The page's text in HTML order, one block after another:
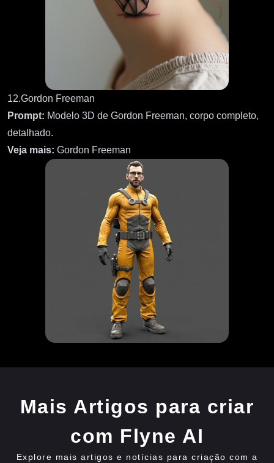
12.Gordon Freeman
Prompt: Modelo 3D de Gordon Freeman, corpo completo,
detalhado.
Veja mais: Gordon Freeman
Mais Artigos para criar
com Flyne AI
Explore mais artigos e notícias para criação com a